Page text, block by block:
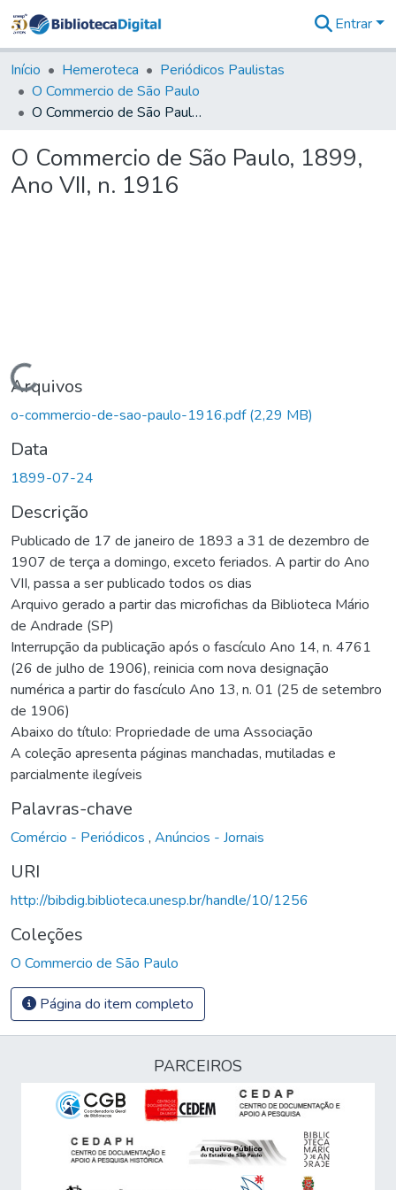
&
Coleções
Tudo na
Biblioteca
Estatísticas
Entrar
Início Hemeroteca
Periódicos Paulistas
O Commercio de São Paulo
O Commercio de São Paulo, 1899, Ano VII, n. 1916
O Commercio de São Paulo, 1899,
Ano VII, n. 1916
Carregando...
Arquivos
o-commercio-de-sao-paulo-1916.pdf(2,29 MB)
Data
1899-07-24
Descrição
Publicado de 17 de janeiro de 1893 a 31 de dezembro de
1907 de terça a domingo, exceto feriados. A partir do Ano
VII, passa a ser publicado todos os dias
Arquivo gerado a partir das microfichas da Biblioteca Mário
de Andrade (SP)
Interrupção da publicação após o fascículo Ano 14, n. 4761
(26 de julho de 1906), reinicia com nova designação
numérica a partir do fascículo Ano 13, n. 01 (25 de setembro
de 1906)
Abaixo do título: Propriedade de uma Associação
A coleção apresenta páginas manchadas, mutiladas e
parcialmente ilegíveis
Palavras-chave
Comércio - Periódicos , Anúncios - Jornais
URI
http://bibdig.biblioteca.unesp.br/handle/10/1256
Coleções
O Commercio de São Paulo
Página do item completo
PARCEIROS